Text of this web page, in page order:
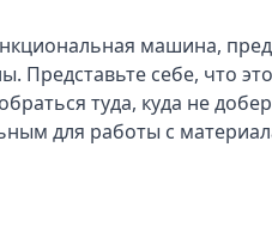
машина,
себе, что
туда, куда не
для работы с